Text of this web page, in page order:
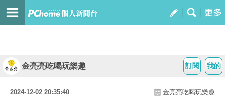
我的
訂閱
金亮亮吃喝玩樂趣
2024-12-02 20:35:40 金亮亮吃喝玩樂趣